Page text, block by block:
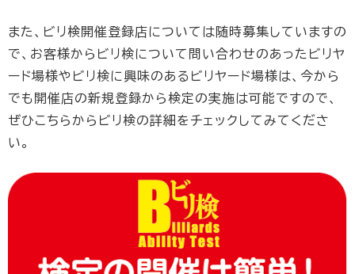
また、ビリ検開催登録店については随時募集していますの
で、お客様からビリ検について問い合わせのあったビリヤ
ード場様やビリ検に興味のあるビリヤード場様は、今から
でも開催店の新規登録から検定の実施は可能ですので、
ぜひこちらからビリ検の詳細をチェックしてみてくださ
い。